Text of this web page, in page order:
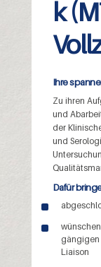
k
Ihre
Zu ihren
und
der
und
Dafür
gängigen
Liaison